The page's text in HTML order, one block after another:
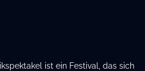
ist ein Festival, das sich